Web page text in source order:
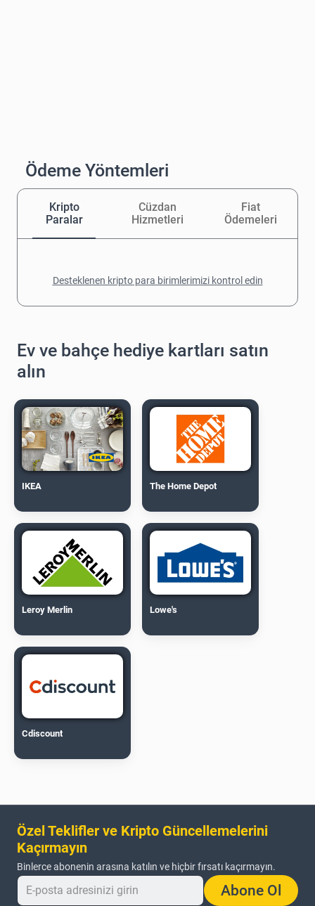
Ödeme Yöntemleri
Kripto
Paralar
Cüzdan
Hizmetleri
Fiat
Ödemeleri
Desteklenen kripto para birimlerimizi kontrol edin
Ev ve bahçe hediye kartları satın
alın
IKEA The Home Depot
Leroy Merlin Lowe's
Cdiscount
Özel Teklifler ve Kripto Güncellemelerini
Kaçırmayın
Binlerce abonenin arasına katılın ve hiçbir fırsatı kaçırmayın.
Abone Ol